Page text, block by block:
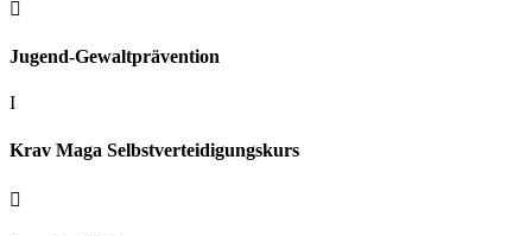

Jugend-Gewaltprävention
I
Krav Maga Selbstverteidigungskurs
